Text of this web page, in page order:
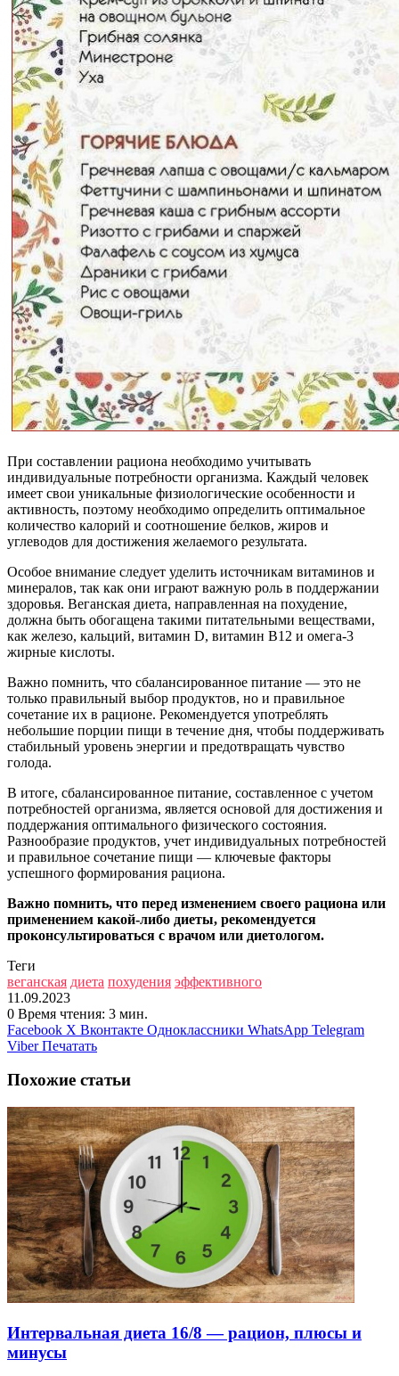
При составлении рациона необходимо учитывать
индивидуальные потребности организма. Каждый человек
имеет свои уникальные физиологические особенности и
активность, поэтому необходимо определить оптимальное
количество калорий и соотношение белков, жиров и
углеводов для достижения желаемого результата.
Особое внимание следует уделить источникам витаминов и
минералов, так как они играют важную роль в поддержании
здоровья. Веганская диета, направленная на похудение,
должна быть обогащена такими питательными веществами,
как железо, кальций, витамин D, витамин B12 и омега-3
жирные кислоты.
Важно помнить, что сбалансированное питание — это не
только правильный выбор продуктов, но и правильное
сочетание их в рационе. Рекомендуется употреблять
небольшие порции пищи в течение дня, чтобы поддерживать
стабильный уровень энергии и предотвращать чувство
голода.
В итоге, сбалансированное питание, составленное с учетом
потребностей организма, является основой для достижения и
поддержания оптимального физического состояния.
Разнообразие продуктов, учет индивидуальных потребностей
и правильное сочетание пищи — ключевые факторы
успешного формирования рациона.
Важно помнить, что перед изменением своего рациона или
применением какой-либо диеты, рекомендуется
проконсультироваться с врачом или диетологом.
Теги
веганская диета похудения эффективного
11.09.2023
0 Время чтения: 3 мин.
Facebook X Вконтакте Одноклассники WhatsApp Telegram
Viber Печатать
Похожие статьи
Интервальная диета 16/8 — рацион, плюсы и
минусы